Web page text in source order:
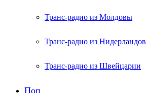
Транс-радио из Молдовы
Транс-радио из Нидерландов
Транс-радио из Швейцарии
Поп